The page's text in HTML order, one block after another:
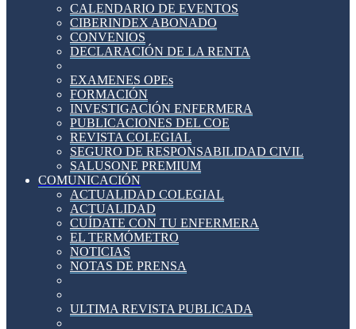
CALENDARIO DE EVENTOS
CIBERINDEX ABONADO
CONVENIOS
DECLARACIÓN DE LA RENTA
EXAMENES OPEs
FORMACIÓN
INVESTIGACIÓN ENFERMERA
PUBLICACIONES DEL COE
REVISTA COLEGIAL
SEGURO DE RESPONSABILIDAD CIVIL
SALUSONE PREMIUM
COMUNICACIÓN
ACTUALIDAD COLEGIAL
ACTUALIDAD
CUÍDATE CON TU ENFERMERA
EL TERMÓMETRO
NOTICIAS
NOTAS DE PRENSA
ULTIMA REVISTA PUBLICADA